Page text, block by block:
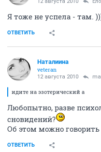
Я тоже не успела - там.
ОТВЕТИТЬ
Наталиина
veteran
12 августа 2010
идите на эзотерический а
Любопытно, разве
сновидений?
Об этом можно говорить
ОТВЕТИТЬ